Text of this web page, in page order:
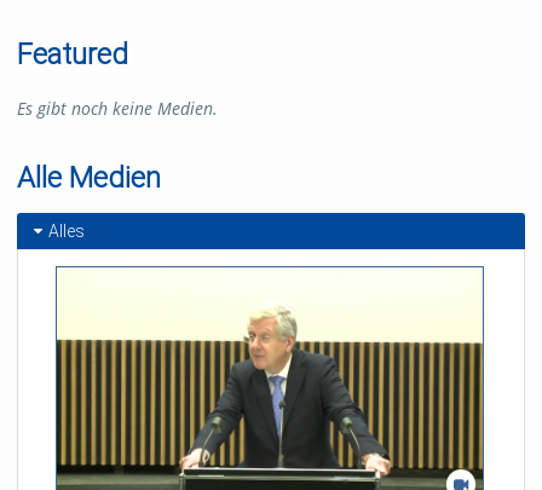
Featured
Es gibt noch keine Medien.
Alle Medien
Alles